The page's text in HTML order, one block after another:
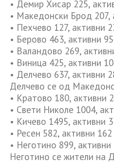
• Демир Хисар 225,
• Македонски Брод 207,
• Пехчево 127, активни
• Берово 463, активни 95
• Валандово 269,
• Виница 425, активни
• Делчево 637, активни
Делчево се од
• Кратово 180, активни
• Свети Николе 1004,
• Кичево 1495, активни
• Ресен 582, активни 162
• Неготино 899,
Неготино се жители на